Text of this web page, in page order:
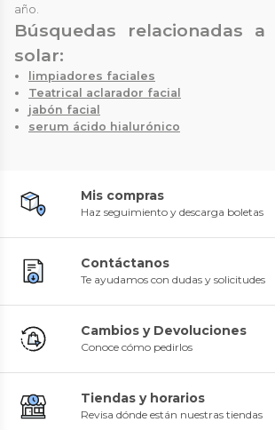
año.
Búsquedas relacionadas
solar:
limpiadores faciales
Teatrical aclarador facial
jabón facial
serum ácido hialurónico
Mis compras
Haz seguimiento y descarga boletas
Contáctanos
Te ayudamos con dudas y solicitudes
Cambios y Devoluciones
Conoce cómo pedirlos
Tiendas y horarios
Revisa dónde están nuestras tiendas